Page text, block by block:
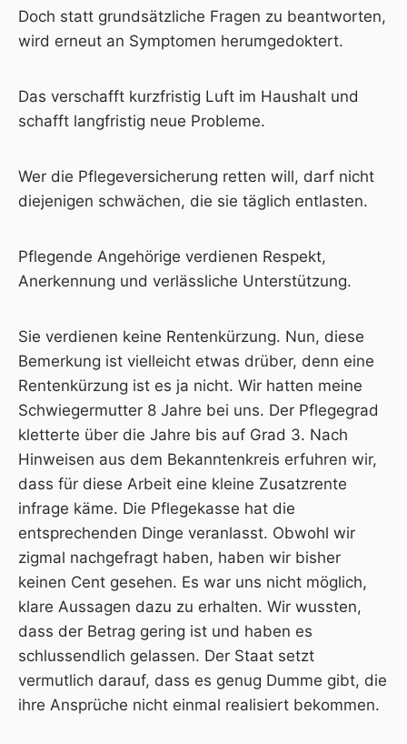
Doch statt grundsätzliche Fragen zu beantworten,
wird erneut an Symptomen herumgedoktert.
Das verschafft kurzfristig Luft im Haushalt und
schafft langfristig neue Probleme.
Wer die Pflegeversicherung retten will, darf nicht
diejenigen schwächen, die sie täglich entlasten.
Pflegende Angehörige verdienen Respekt,
Anerkennung und verlässliche Unterstützung.
Sie verdienen keine Rentenkürzung. Nun, diese
Bemerkung ist vielleicht etwas drüber, denn eine
Rentenkürzung ist es ja nicht. Wir hatten meine
Schwiegermutter 8 Jahre bei uns. Der Pflegegrad
kletterte über die Jahre bis auf Grad 3. Nach
Hinweisen aus dem Bekanntenkreis erfuhren wir,
dass für diese Arbeit eine kleine Zusatzrente
infrage käme. Die Pflegekasse hat die
entsprechenden Dinge veranlasst. Obwohl wir
zigmal nachgefragt haben, haben wir bisher
keinen Cent gesehen. Es war uns nicht möglich,
klare Aussagen dazu zu erhalten. Wir wussten,
dass der Betrag gering ist und haben es
schlussendlich gelassen. Der Staat setzt
vermutlich darauf, dass es genug Dumme gibt, die
ihre Ansprüche nicht einmal realisiert bekommen.